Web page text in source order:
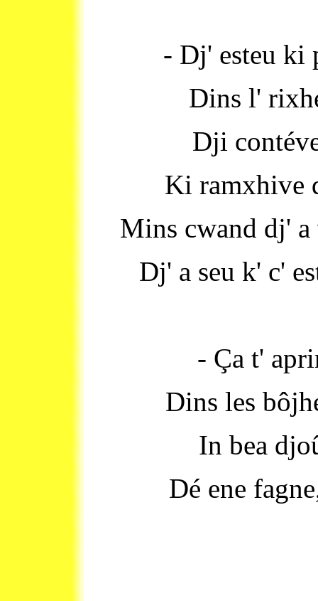
- Dj' esteu ki
Dins l'
Dji
Ki ramxhive
Mins cwand dj' a
Dj' a seu k' c'
- Ça t'
Dins les
In bea
Dé ene